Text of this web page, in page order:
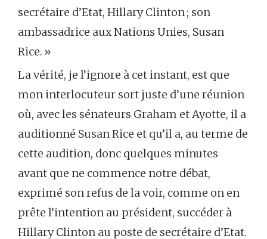
secrétaire d’Etat, Hillary Clinton ; son
ambassadrice aux Nations Unies, Susan
Rice. »
La vérité, je l’ignore à cet instant, est que
mon interlocuteur sort juste d’une réunion
où, avec les sénateurs Graham et Ayotte, il a
auditionné Susan Rice et qu’il a, au terme de
cette audition, donc quelques minutes
avant que ne commence notre débat,
exprimé son refus de la voir, comme on en
prête l’intention au président, succéder à
Hillary Clinton au poste de secrétaire d’Etat.